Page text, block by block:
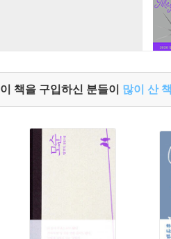
이 책을 구입하신 분들이 많이 산 책